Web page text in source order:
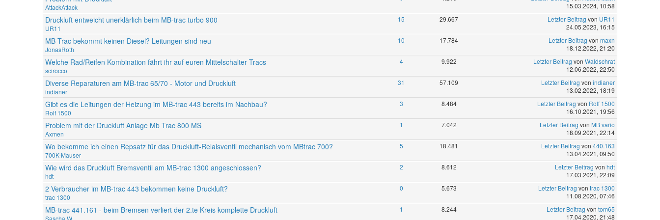
AttackAttack
15.03.2024, 10:58
Druckluft entweicht unerklärlich beim MB-trac turbo 900
UR11
15 29.667 Letzter Beitrag von UR11
24.05.2023, 16:15
MB Trac bekommt keinen Diesel? Leitungen sind neu
JonasRoth
10 17.784 Letzter Beitrag von maxn
18.12.2022, 21:20
Welche Rad/Reifen Kombination fährt ihr auf euren Mittelschalter Tracs
scirocco
4 9.922 Letzter Beitrag von Waldschrat
12.06.2022, 22:50
Diverse Reparaturen am MB-trac 65/70 - Motor und Druckluft
indianer
31 57.109 Letzter Beitrag von indianer
13.02.2022, 18:19
Gibt es die Leitungen der Heizung im MB-trac 443 bereits im Nachbau?
Rolf 1500
3 8.484 Letzter Beitrag von Rolf 1500
16.10.2021, 19:56
Problem mit der Druckluft Anlage Mb Trac 800 MS
Axmen
1 7.042 Letzter Beitrag von MB vario
18.09.2021, 22:14
Wo bekomme ich einen Repsatz für das Druckluft-Relaisventil mechanisch vom MBtrac 700?
700K-Mauser
5 18.481 Letzter Beitrag von 440.163
13.04.2021, 09:50
Wie wird das Druckluft Bremsventil am MB-trac 1300 angeschlossen?
hdt
2 8.612 Letzter Beitrag von hdt
17.03.2021, 22:09
2 Verbraucher im MB-trac 443 bekommen keine Druckluft?
trac 1300
0 5.673 Letzter Beitrag von trac 1300
11.08.2020, 07:46
MB-trac 441.161 - beim Bremsen verliert der 2.te Kreis komplette Druckluft
Sascha W.
1 8.244 Letzter Beitrag von tom65
17.04.2020, 21:48